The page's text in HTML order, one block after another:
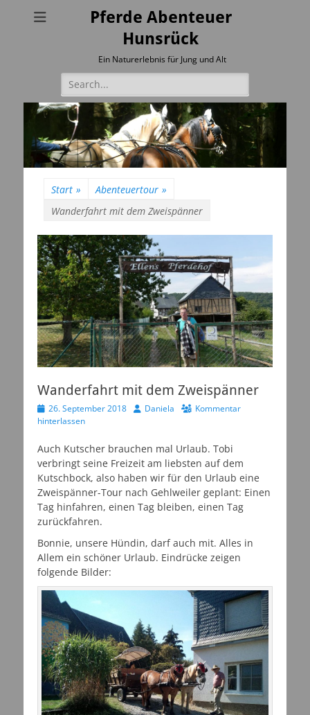
Pferde Abenteuer
Hunsrück
Ein Naturerlebnis für Jung und Alt
Suchen
nach:
Start » Abenteuertour »
Wanderfahrt mit dem Zweispänner
Wanderfahrt mit dem Zweispänner
Veröffentlicht
am
26. September 2018 AutorDaniela
Kommentar
hinterlassen
Auch Kutscher brauchen mal Urlaub. Tobi
verbringt seine Freizeit am liebsten auf dem
Kutschbock, also haben wir für den Urlaub eine
Zweispänner-Tour nach Gehlweiler geplant: Einen
Tag hinfahren, einen Tag bleiben, einen Tag
zurückfahren.
Bonnie, unsere Hündin, darf auch mit. Alles in
Allem ein schöner Urlaub. Eindrücke zeigen
folgende Bilder: